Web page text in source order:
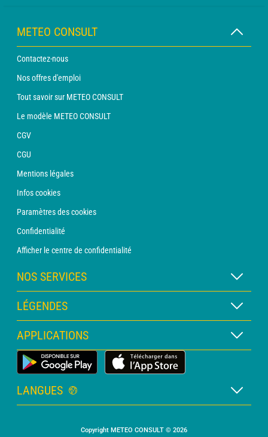
METEO CONSULT
Contactez-nous
Nos offres d'emploi
Tout savoir sur METEO CONSULT
Le modèle METEO CONSULT
CGV
CGU
Mentions légales
Infos cookies
Paramètres des cookies
Confidentialité
Afficher le centre de confidentialité
NOS SERVICES
Abonnement METEO Xpert
Abonnement METEO PRO
Consultation avec un prévisionniste
Bulletin PRO
LÉGENDES
Légende des cartes
Légende des pictogrammes
Glossaire
APPLICATIONS
Application Météo Terrestre
LANGUES
Copyright METEO CONSULT © 2026